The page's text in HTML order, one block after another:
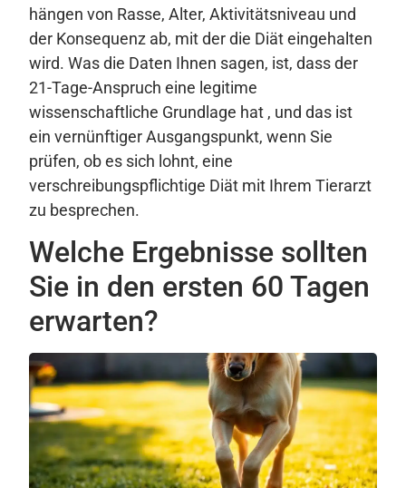
hängen von Rasse, Alter, Aktivitätsniveau und
der Konsequenz ab, mit der die Diät eingehalten
wird. Was die Daten Ihnen sagen, ist, dass der
21-Tage-Anspruch eine legitime
wissenschaftliche Grundlage hat , und das ist
ein vernünftiger Ausgangspunkt, wenn Sie
prüfen, ob es sich lohnt, eine
verschreibungspflichtige Diät mit Ihrem Tierarzt
zu besprechen.
Welche Ergebnisse sollten
Sie in den ersten 60 Tagen
erwarten?